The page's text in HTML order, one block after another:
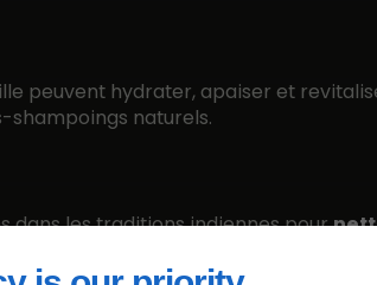
peuvent hydrater, apaiser et
shampoings naturels.
dans les traditions indiennes pour
et peuvent renforcer les follicules